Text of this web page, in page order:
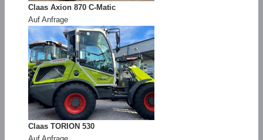
Claas Axion 870 C-Matic
Auf Anfrage
Claas TORION 530